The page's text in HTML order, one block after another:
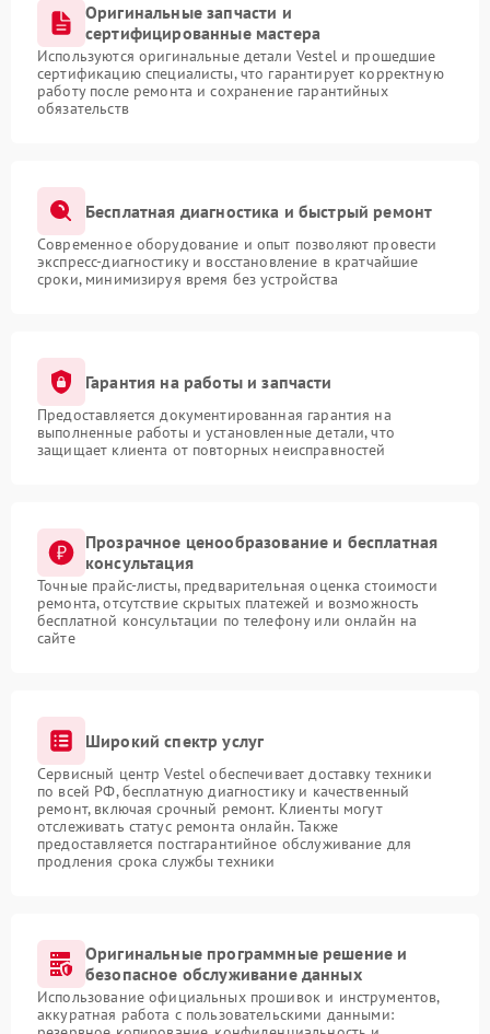
Оригинальные запчасти и
сертифицированные мастера
Используются оригинальные детали Vestel и прошедшие
сертификацию специалисты, что гарантирует корректную
работу после ремонта и сохранение гарантийных
обязательств
Бесплатная диагностика и быстрый ремонт
Современное оборудование и опыт позволяют провести
экспресс-диагностику и восстановление в кратчайшие
сроки, минимизируя время без устройства
Гарантия на работы и запчасти
Предоставляется документированная гарантия на
выполненные работы и установленные детали, что
защищает клиента от повторных неисправностей
Прозрачное ценообразование и бесплатная
консультация
Точные прайс-листы, предварительная оценка стоимости
ремонта, отсутствие скрытых платежей и возможность
бесплатной консультации по телефону или онлайн на
сайте
Широкий спектр услуг
Сервисный центр Vestel обеспечивает доставку техники
по всей РФ, бесплатную диагностику и качественный
ремонт, включая срочный ремонт. Клиенты могут
отслеживать статус ремонта онлайн. Также
предоставляется постгарантийное обслуживание для
продления срока службы техники
Оригинальные программные решение и
безопасное обслуживание данных
Использование официальных прошивок и инструментов,
аккуратная работа с пользовательскими данными: